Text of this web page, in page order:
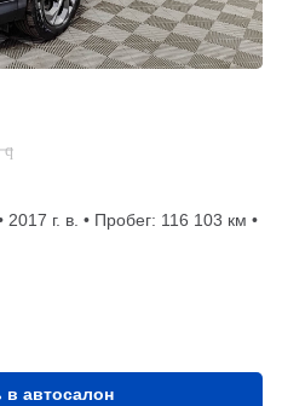
q
г. в. • Пробег: 116 103 км •
в автосалон